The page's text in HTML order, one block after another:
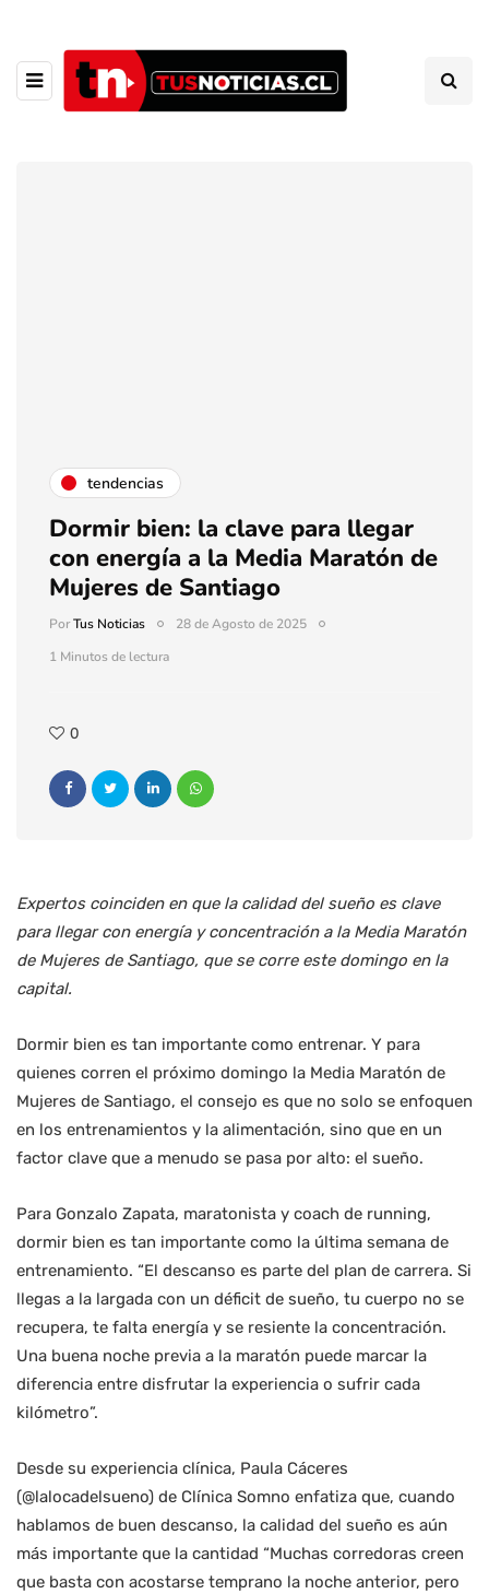
tendencias
Dormir bien: la clave para llegar
con energía a la Media Maratón de
Mujeres de Santiago
PorTus Noticias
28 de Agosto de 2025
1 Minutos de lectura
0
Expertos coinciden en que la calidad del sueño es clave
para llegar con energía y concentración a la Media Maratón
de Mujeres de Santiago, que se corre este domingo en la
capital.
Dormir bien es tan importante como entrenar. Y para
quienes corren el próximo domingo la Media Maratón de
Mujeres de Santiago, el consejo es que no solo se enfoquen
en los entrenamientos y la alimentación, sino que en un
factor clave que a menudo se pasa por alto: el sueño.
Para Gonzalo Zapata, maratonista y coach de running,
dormir bien es tan importante como la última semana de
entrenamiento. “El descanso es parte del plan de carrera. Si
llegas a la largada con un déficit de sueño, tu cuerpo no se
recupera, te falta energía y se resiente la concentración.
Una buena noche previa a la maratón puede marcar la
diferencia entre disfrutar la experiencia o sufrir cada
kilómetro”.
Desde su experiencia clínica, Paula Cáceres
(@lalocadelsueno) de Clínica Somno enfatiza que, cuando
hablamos de buen descanso, la calidad del sueño es aún
más importante que la cantidad “Muchas corredoras creen
que basta con acostarse temprano la noche anterior, pero